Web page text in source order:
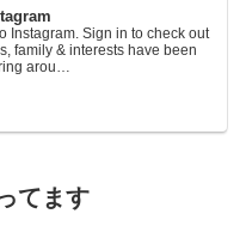
Instagram. Sign in to check out
family & interests have been
arou…
てます